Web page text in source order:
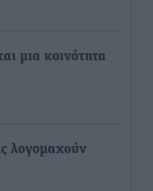
μια κοινότητα
λογομαχούν